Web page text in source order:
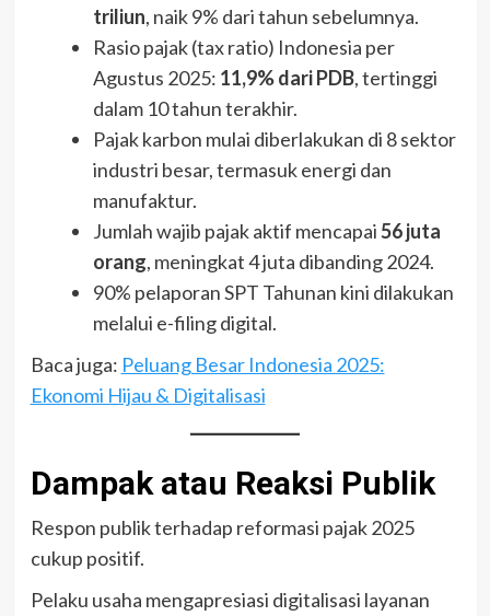
triliun, naik 9% dari tahun sebelumnya.
Rasio pajak (tax ratio) Indonesia per
Agustus 2025: 11,9% dari PDB, tertinggi
dalam 10 tahun terakhir.
Pajak karbon mulai diberlakukan di 8 sektor
industri besar, termasuk energi dan
manufaktur.
Jumlah wajib pajak aktif mencapai56 juta
orang, meningkat 4 juta dibanding 2024.
90% pelaporan SPT Tahunan kini dilakukan
melalui e-filing digital.
Baca juga: Peluang Besar Indonesia 2025:
Ekonomi Hijau & Digitalisasi
Dampak atau Reaksi Publik
Respon publik terhadap reformasi pajak 2025
cukup positif.
Pelaku usaha mengapresiasi digitalisasi layanan